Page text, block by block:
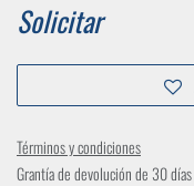
Solicitar
Términos y condiciones
Grantía de devolución de 30 días